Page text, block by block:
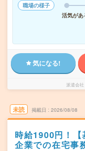
職場の様子
活気があ
気になる!
派遣会社
未読 掲載日 2026/08/08
時給1900円！
企業での在宅事